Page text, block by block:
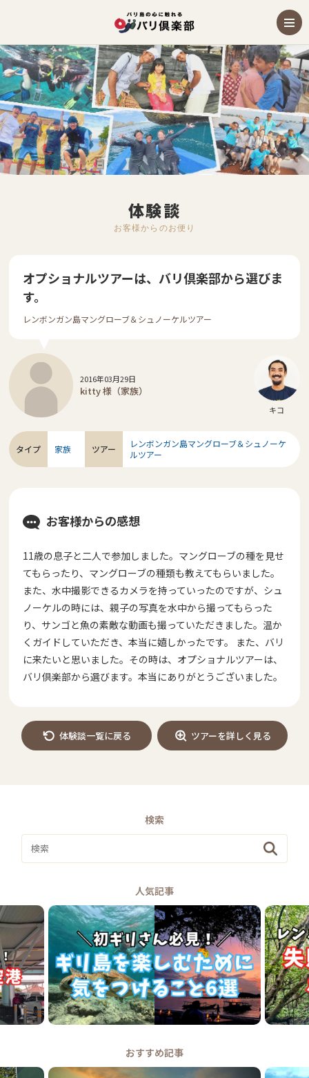
体験談
お客様からのお便り
オプショナルツアーは、バリ倶楽部から選びま
す。
レンボンガン島マングローブ＆シュノーケルツアー
2016年03月29日
kitty 様（家族）
キコ
タイプ 家族 ツアー
レンボンガン島マングローブ＆シュノーケ
ルツアー
お客様からの感想
11歳の息子と二人で参加しました。マングローブの種を見せ
てもらったり、マングローブの種類も教えてもらいました。
また、水中撮影できるカメラを持っていったのですが、シュ
ノーケルの時には、親子の写真を水中から撮ってもらった
り、サンゴと魚の素敵な動画も撮っていただきました。温か
くガイドしていただき、本当に嬉しかったです。 また、バリ
に来たいと思いました。その時は、オプショナルツアーは、
バリ倶楽部から選びます。本当にありがとうございました。
体験談一覧に戻る ツアーを詳しく見る
検索
人気記事
おすすめ記事